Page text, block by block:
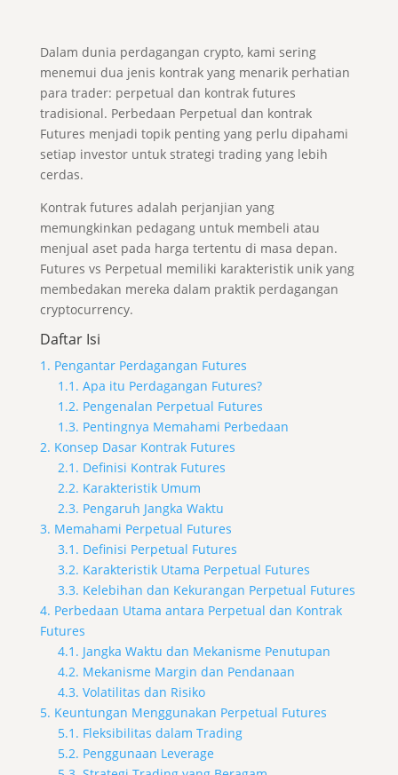
Dalam dunia perdagangan crypto, kami sering
menemui dua jenis kontrak yang menarik perhatian
para trader: perpetual dan kontrak futures
tradisional. Perbedaan Perpetual dan kontrak
Futures menjadi topik penting yang perlu dipahami
setiap investor untuk strategi trading yang lebih
cerdas.
Kontrak futures adalah perjanjian yang
memungkinkan pedagang untuk membeli atau
menjual aset pada harga tertentu di masa depan.
Futures vs Perpetual memiliki karakteristik unik yang
membedakan mereka dalam praktik perdagangan
cryptocurrency.
Daftar Isi
1. Pengantar Perdagangan Futures
1.1. Apa itu Perdagangan Futures?
1.2. Pengenalan Perpetual Futures
1.3. Pentingnya Memahami Perbedaan
2. Konsep Dasar Kontrak Futures
2.1. Definisi Kontrak Futures
2.2. Karakteristik Umum
2.3. Pengaruh Jangka Waktu
3. Memahami Perpetual Futures
3.1. Definisi Perpetual Futures
3.2. Karakteristik Utama Perpetual Futures
3.3. Kelebihan dan Kekurangan Perpetual Futures
4. Perbedaan Utama antara Perpetual dan Kontrak
Futures
4.1. Jangka Waktu dan Mekanisme Penutupan
4.2. Mekanisme Margin dan Pendanaan
4.3. Volatilitas dan Risiko
5. Keuntungan Menggunakan Perpetual Futures
5.1. Fleksibilitas dalam Trading
5.2. Penggunaan Leverage